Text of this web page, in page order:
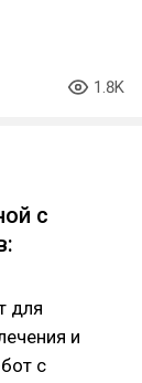
1.8K
с
для
и
с